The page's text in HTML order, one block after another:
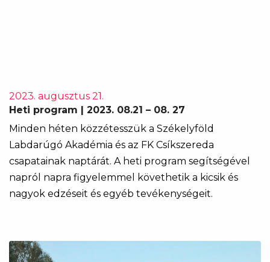
2023. augusztus 21.
Heti program | 2023. 08.21 – 08. 27
Minden héten közzétesszük a Székelyföld
Labdarúgó Akadémia és az FK Csíkszereda
csapatainak naptárát. A heti program segítségével
napról napra figyelemmel követhetik a kicsik és
nagyok edzéseit és egyéb tevékenységeit.